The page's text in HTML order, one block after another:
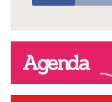
Agenda